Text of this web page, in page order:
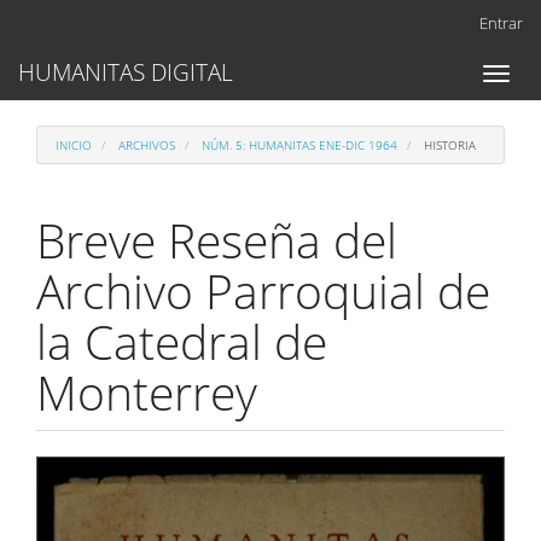
Contenido
principal
lateral
Entrar
Toggle
HUMANITAS DIGITAL
INICIO ARCHIVOS NÚM. 5: HUMANITAS ENE-DIC 1964 HISTORIA
Breve Reseña del
Archivo Parroquial de
la Catedral de
Monterrey
Barra
lateral